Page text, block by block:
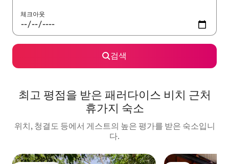
체크아웃
검색
최고 평점을 받은 패러다이스 비치 근처
휴가지 숙소
위치, 청결도 등에서 게스트의 높은 평가를 받은 숙소입니
다.